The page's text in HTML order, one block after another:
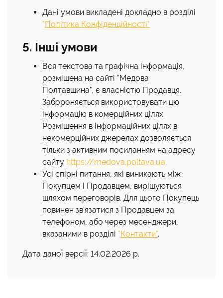
Дані умови викладені докладно в розділі
"Політика Конфіденційності"
5. Інші умови
Вся текстова та графічна інформація,
розміщена на сайті "Медова
Полтавщина", є власністю Продавця.
Забороняється використовувати цю
інформацію в комерційних цілях.
Розміщення в інформаційних цілях в
некомерційних джерелах дозволяється
тільки з активним посиланням на адресу
сайту https://medova.poltava.ua.
Усі спірні питання, які виникають між
Покупцем і Продавцем, вирішуються
шляхом переговорів. Для цього Покупець
повинен зв'язатися з Продавцем за
телефоном, або через месенджери,
вказаними в розділі "Контакти".
Дата даної версії: 14.02.2026 р.